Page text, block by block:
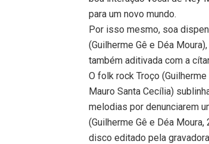
para um novo mundo.
Por isso mesmo, soa
(Guilherme Gê e Déa
também aditivada com a
O folk rock Troço
Mauro Santa Cecília)
melodias por denunciarem
(Guilherme Gê e Déa
disco editado pela